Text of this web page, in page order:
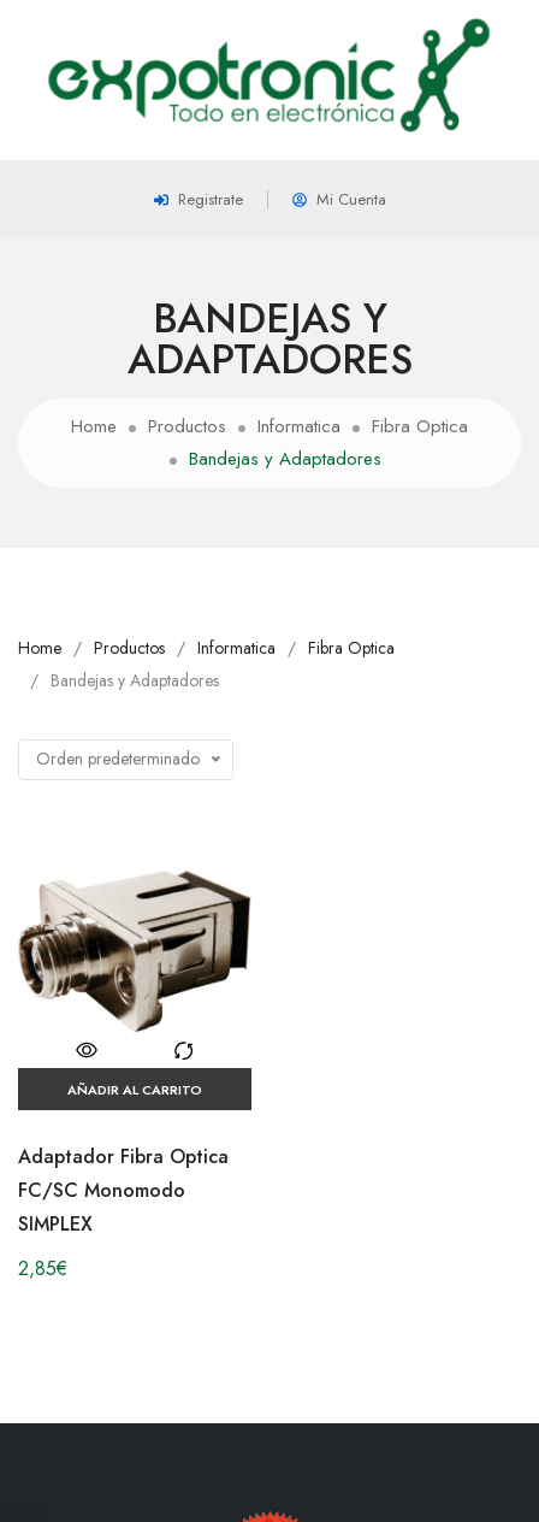
Registrate Mi Cuenta
BANDEJAS Y
ADAPTADORES
Home Productos Informatica
Fibra Optica
Bandejas y Adaptadores
Home Productos Informatica
Fibra Optica
Bandejas y Adaptadores
Orden predeterminado
AÑADIR AL CARRITO
Adaptador Fibra Optica
FC/SC Monomodo
SIMPLEX
2,85€